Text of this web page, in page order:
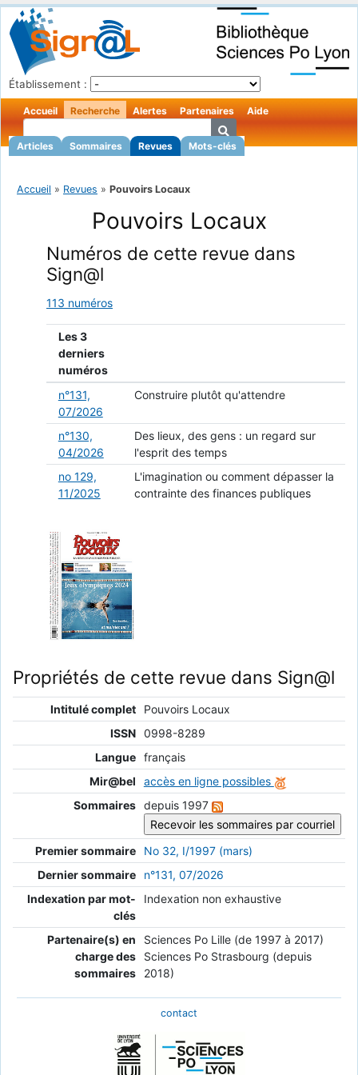
Établissement :
Accueil Recherche
Articles Sommaires Revues Mots-clés
Alertes Partenaires Aide
Accueil » Revues » Pouvoirs Locaux
Pouvoirs Locaux
Numéros de cette revue dans
Sign@l
113 numéros
Les 3
derniers
numéros
n°131,
07/2026
Construire plutôt qu'attendre
n°130,
04/2026
Des lieux, des gens : un regard sur
l'esprit des temps
no 129,
11/2025
L'imagination ou comment dépasser la
contrainte des finances publiques
Propriétés de cette revue dans Sign@l
Intitulé complet
Pouvoirs Locaux
ISSN 0998-8289
Langue français
Mir@bel
accès en ligne possibles
Sommaires depuis 1997
Premier sommaire
No 32, I/1997 (mars)
Dernier sommaire
n°131, 07/2026
Indexation par mot-
clés
Indexation non exhaustive
Partenaire(s) en
charge des
sommaires
Sciences Po Lille (de 1997 à 2017)
Sciences Po Strasbourg (depuis
2018)
contact